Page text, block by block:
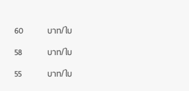
60
บาท/ใบ
58
บาท/ใบ
55 บาท/ใบ